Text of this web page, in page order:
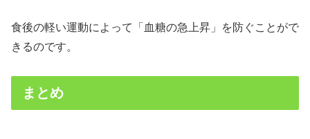
食後の軽い運動によって「血糖の急上昇」を防ぐことがで
きるのです。
まとめ